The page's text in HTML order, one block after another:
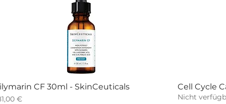
CF 30ml - SkinCeuticals
€
Cell Cycle
Nicht